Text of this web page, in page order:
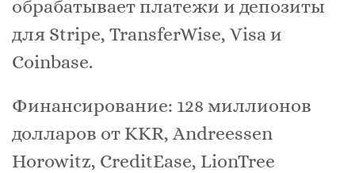
обрабатывает платежи и депозиты
для Stripe, TransferWise, Visa и
Coinbase.
Финансирование: 128 миллионов
долларов от KKR, Andreessen
Horowitz, CreditEase, LionTree